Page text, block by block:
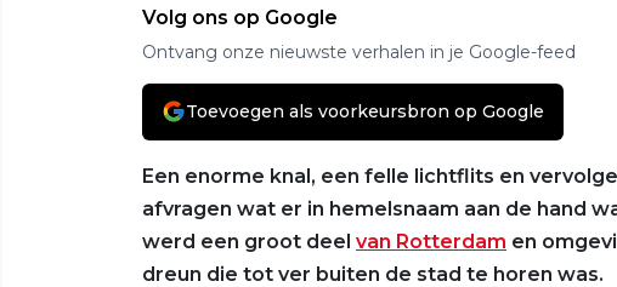
Volg ons op Google
Ontvang onze nieuwste verhalen in je Google-feed
Toevoegen als voorkeursbron op Google
Een enorme knal, een felle lichtflits en
afvragen wat er in hemelsnaam aan de hand
werd een groot deel van Rotterdam en
dreun die tot ver buiten de stad te horen was.